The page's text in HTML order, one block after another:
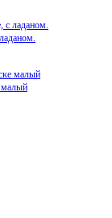
малый